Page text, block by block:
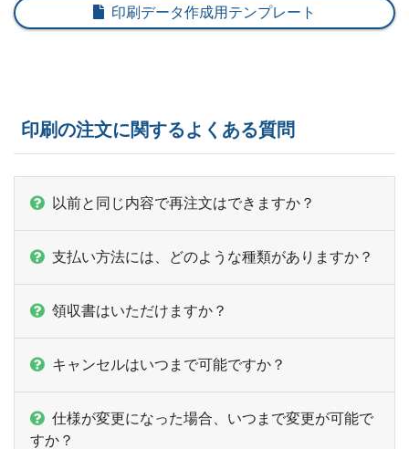
9,500部 ¥ 44,594 @ 4.7
12,000部 ¥ 55,011 @ 4.6
12,500部 ¥ 57,079 @ 4.6
13,000部 ¥
14,500部 ¥ 64,966 @ 4.5
印刷データ作成用テンプレート
印刷の注文に関するよくある質問
以前と同じ内容で再注文はできますか？
支払い方法には、どのような種類がありますか？
領収書はいただけますか？
キャンセルはいつまで可能ですか？
仕様が変更になった場合、いつまで変更が可能で
すか？